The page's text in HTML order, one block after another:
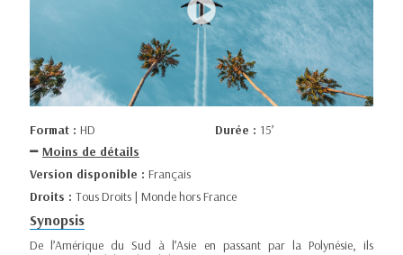
Format : HD Durée : 15’
Moins de détails
Version disponible : Français
Droits : Tous Droits | Monde hors France
Synopsis
De l’Amérique du Sud à l’Asie en passant par la Polynésie, ils